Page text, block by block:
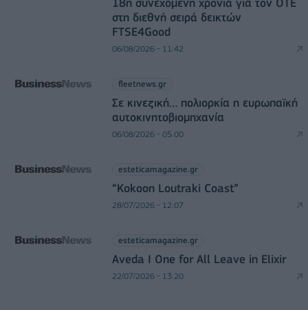
18η συνεχόμενη χρονιά για τον ΟΤΕ
στη διεθνή σειρά δεικτών
FTSE4Good
06/08/2026 - 11:42
fleetnews.gr
Σε κινεζική… πολιορκία η ευρωπαϊκή
αυτοκινητοβιομηχανία
06/08/2026 - 05:00
esteticamagazine.gr
“Kokoon Loutraki Coast”
28/07/2026 - 12:07
esteticamagazine.gr
Aveda I One for All Leave in Elixir
22/07/2026 - 13:20